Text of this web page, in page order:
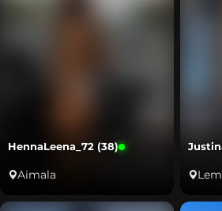
HennaLeena_72 (38)
Aimala